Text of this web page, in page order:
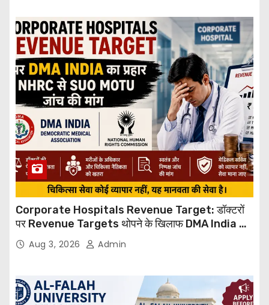
Corporate Hospitals Revenue Target: डॉक्टरों
पर Revenue Targets थोपने के खिलाफ DMA India का
बड़ा कदम, NHRC से Suo Motu जांच की मांग
Aug 3, 2026 Admin